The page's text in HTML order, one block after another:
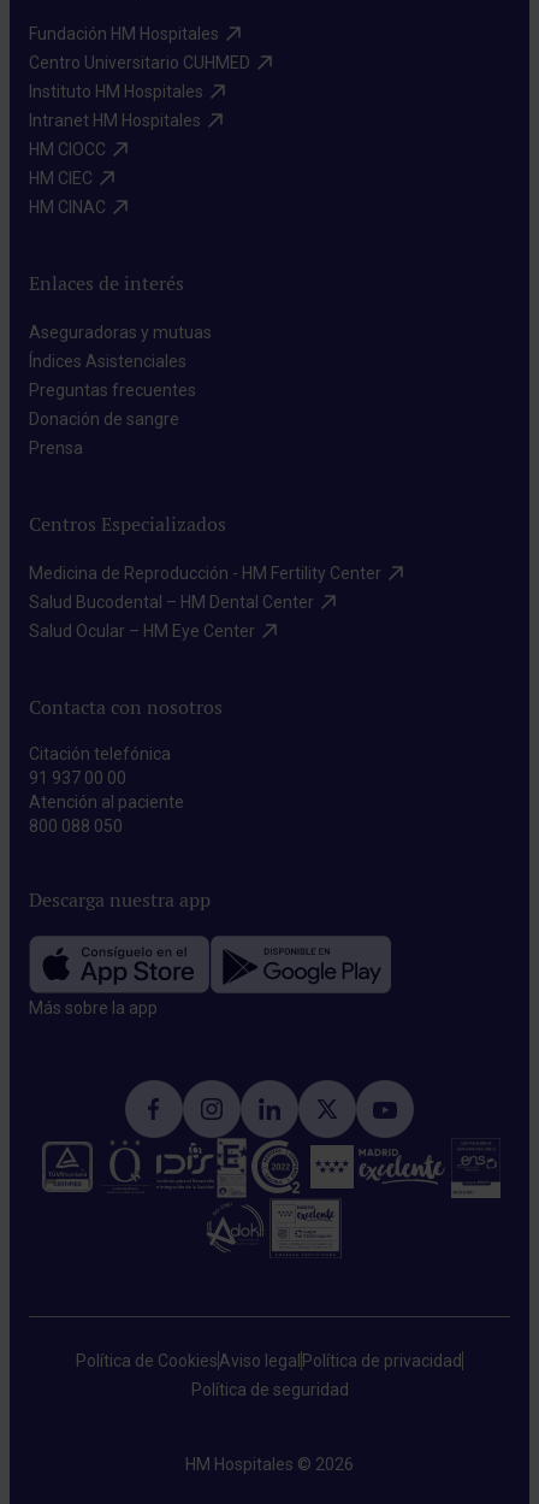
Fundación HM Hospitales​
Centro Universitario CUHMED​
Instituto HM Hospitales​
Intranet HM Hospitales​
HM CIOCC​
HM CIEC​
HM CINAC​
Enlaces de interés
Aseguradoras y mutuas​
Índices Asistenciales​
Preguntas frecuentes​
Donación de sangre​
Prensa​
Centros Especializados
Medicina de Reproducción - HM Fertility Center​
Salud Bucodental – HM Dental Center​
Salud Ocular – HM Eye Center​
Contacta con nosotros
Citación telefónica
91 937 00 00
Atención al paciente
800 088 050
Descarga nuestra app
Más sobre la app​
Política de CookiesAviso legal Política de privacidad
Política de seguridad
HM Hospitales © 2026